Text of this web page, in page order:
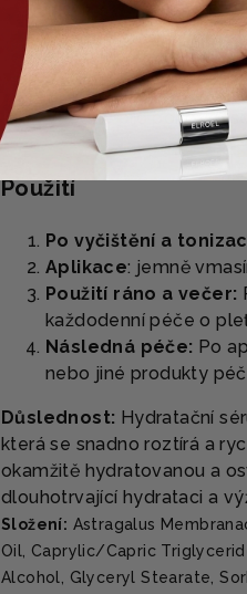
Vhodné pro všechny
Ideální pro suchou a
Vhodné pro citlivou
Vhodné pro pokožku
Použití
Po vyčištění a
Aplikace: jemně
Použití ráno a večer:
každodenní péče o
Následná péče: Po
nebo jiné produkty
Důslednost: Hydratační
která se snadno roztírá a
okamžitě hydratovanou a
dlouhotrvající hydrataci a
Složení: Astragalus
Oil, Caprylic/Capric
Alcohol, Glyceryl Stearate,